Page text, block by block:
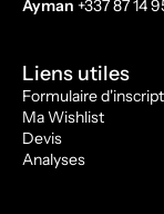
Ayman +337 87 14
Liens utiles
Formulaire
Ma Wishlist
Devis
Analyses